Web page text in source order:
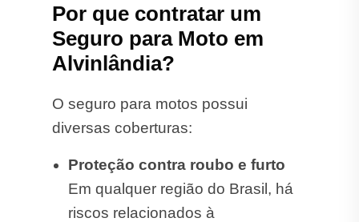
Por que contratar um
Seguro para Moto em
Alvinlândia?
O seguro para motos possui
diversas coberturas:
Proteção contra roubo e furto
Em qualquer região do Brasil, há
riscos relacionados à